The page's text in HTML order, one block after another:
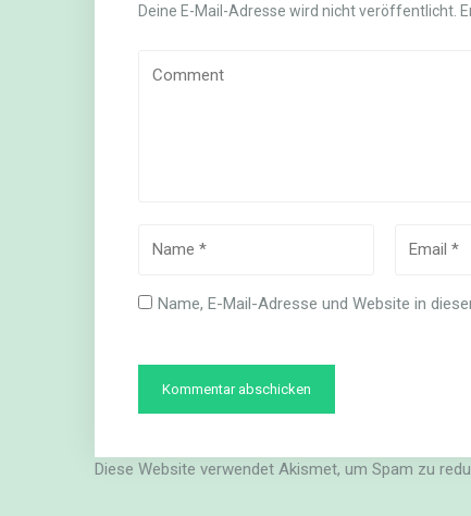
Deine E-Mail-Adresse wird nicht veröffentlicht.
Name, E-Mail-Adresse und Website in
Diese Website verwendet Akismet, um Spam zu